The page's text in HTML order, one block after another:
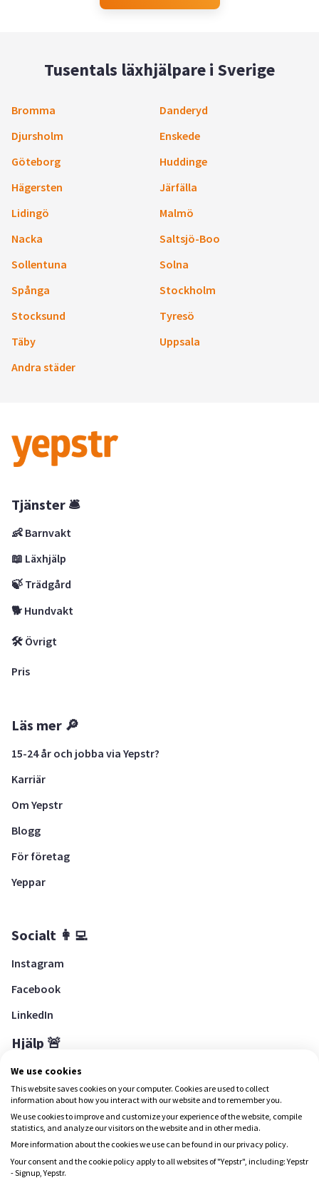
Tusentals läxhjälpare i Sverige
Bromma
Danderyd
Djursholm
Enskede
Göteborg
Huddinge
Hägersten
Järfälla
Lidingö
Malmö
Nacka
Saltsjö-Boo
Sollentuna
Solna
Spånga
Stockholm
Stocksund
Tyresö
Täby
Uppsala
Andra städer
Tjänster 🛎
👶 Barnvakt
📖 Läxhjälp
🍃 Trädgård
🐕 Hundvakt
🛠 Övrigt
Pris
Läs mer 🔎
15-24 år och jobba via Yepstr?
Karriär
Om Yepstr
Blogg
För företag
Yeppar
Socialt 👩‍💻
Instagram
Facebook
LinkedIn
Hjälp 🚨
Hjälpcenter
Ladda ned Yepstr
Ladda ned Yepstr
We use cookies
This website saves cookies on your computer. Cookies are used to collect
information about how you interact with our website and to remember you.
We use cookies to improve and customize your experience of the website, compile
statistics, and analyze our visitors on the website and in other media.
More information about the cookies we use can be found in our privacy policy.
Your consent and the cookie policy apply to all websites of "Yepstr", including: Yepstr
- Signup, Yepstr.